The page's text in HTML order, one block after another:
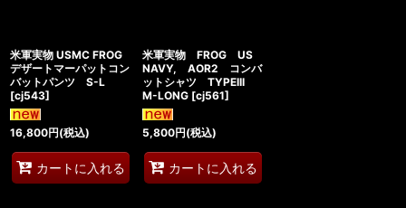
米軍実物 USMC FROG
デザートマーパットコン
バットパンツ S-L
[cj543]
16,800円(税込)
カートに入れる
米軍実物 FROG US
NAVY, AOR2 コンバ
ットシャツ TYPEIII
M-LONG [cj561]
5,800円(税込)
カートに入れる